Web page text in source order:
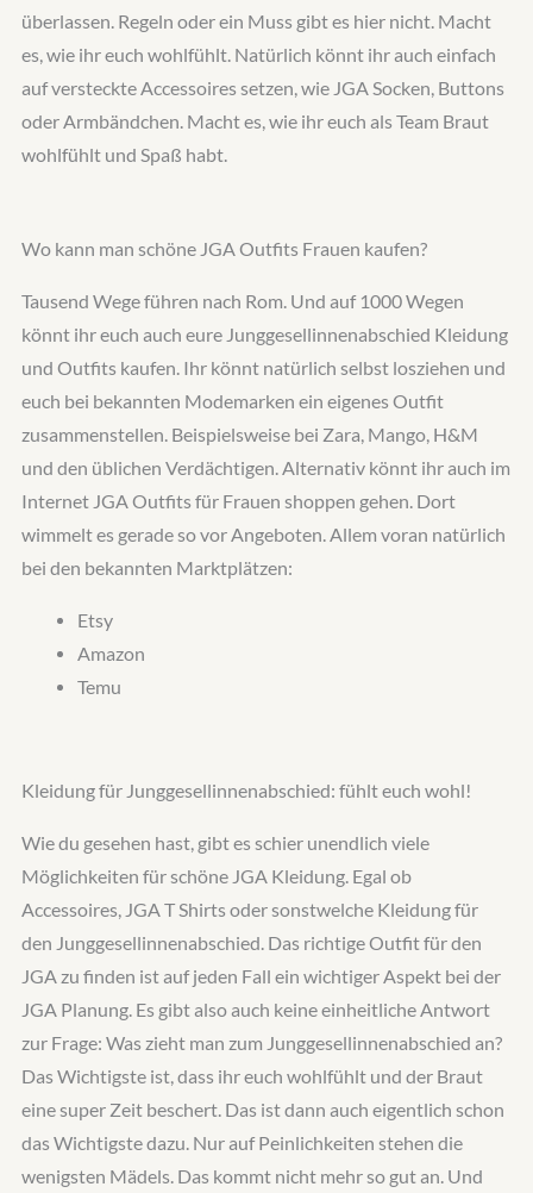
überlassen. Regeln oder ein Muss gibt es hier nicht. Macht
es, wie ihr euch wohlfühlt. Natürlich könnt ihr auch einfach
auf versteckte Accessoires setzen, wie JGA Socken, Buttons
oder Armbändchen. Macht es, wie ihr euch als Team Braut
wohlfühlt und Spaß habt.
Wo kann man schöne JGA Outfits Frauen kaufen?
Tausend Wege führen nach Rom. Und auf 1000 Wegen
könnt ihr euch auch eure Junggesellinnenabschied Kleidung
und Outfits kaufen. Ihr könnt natürlich selbst losziehen und
euch bei bekannten Modemarken ein eigenes Outfit
zusammenstellen. Beispielsweise bei Zara, Mango, H&M
und den üblichen Verdächtigen. Alternativ könnt ihr auch im
Internet JGA Outfits für Frauen shoppen gehen. Dort
wimmelt es gerade so vor Angeboten. Allem voran natürlich
bei den bekannten Marktplätzen:
Etsy
Amazon
Temu
Kleidung für Junggesellinnenabschied: fühlt euch wohl!
Wie du gesehen hast, gibt es schier unendlich viele
Möglichkeiten für schöne JGA Kleidung. Egal ob
Accessoires, JGA T Shirts oder sonstwelche Kleidung für
den Junggesellinnenabschied. Das richtige Outfit für den
JGA zu finden ist auf jeden Fall ein wichtiger Aspekt bei der
JGA Planung. Es gibt also auch keine einheitliche Antwort
zur Frage: Was zieht man zum Junggesellinnenabschied an?
Das Wichtigste ist, dass ihr euch wohlfühlt und der Braut
eine super Zeit beschert. Das ist dann auch eigentlich schon
das Wichtigste dazu. Nur auf Peinlichkeiten stehen die
wenigsten Mädels. Das kommt nicht mehr so gut an. Und